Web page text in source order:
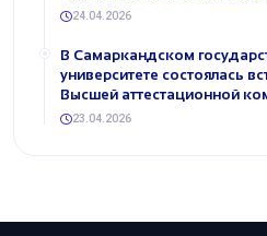
24.04.2026
В Самаркандском
университете состоялась
Высшей аттестационной
23.04.2026